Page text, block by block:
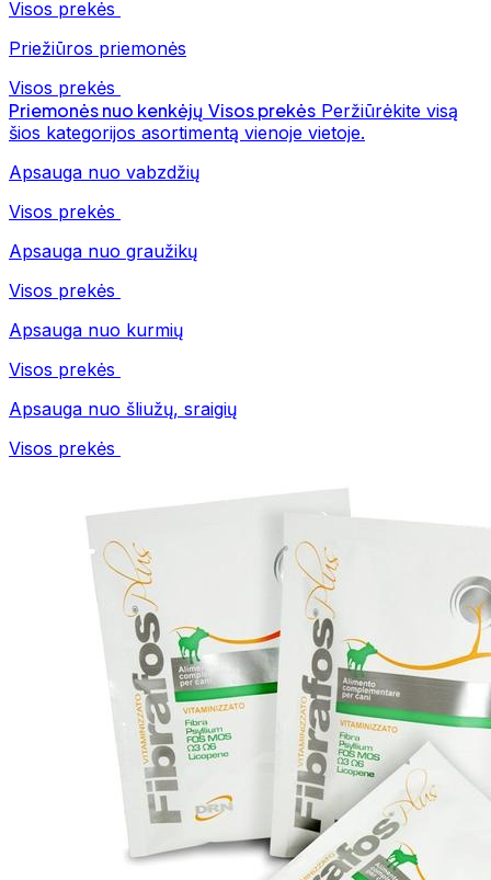
Visos prekės
Priežiūros priemonės
Visos prekės
Priemonės nuo kenkėjų Visos prekės Peržiūrėkite visą
šios kategorijos asortimentą vienoje vietoje.
Apsauga nuo vabzdžių
Visos prekės
Apsauga nuo graužikų
Visos prekės
Apsauga nuo kurmių
Visos prekės
Apsauga nuo šliužų, sraigių
Visos prekės